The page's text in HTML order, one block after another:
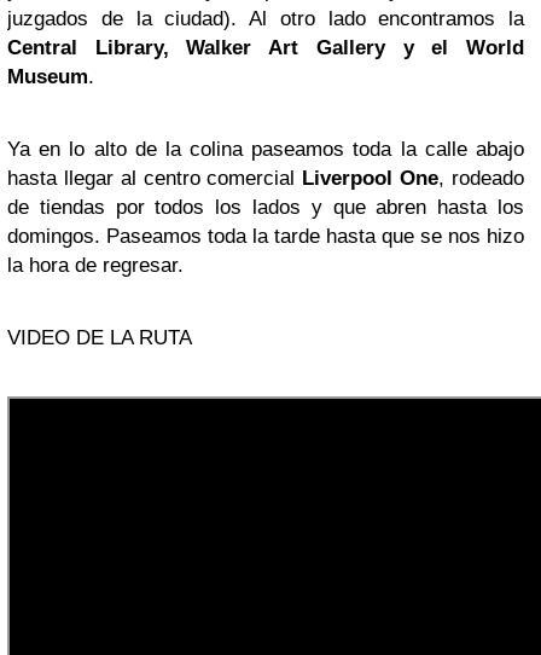
juzgados de la ciudad). Al otro lado encontramos la
Central Library, Walker Art Gallery y el World
Museum.
Ya en lo alto de la colina paseamos toda la calle abajo
hasta llegar al centro comercial Liverpool One, rodeado
de tiendas por todos los lados y que abren hasta los
domingos. Paseamos toda la tarde hasta que se nos hizo
la hora de regresar.
VIDEO DE LA RUTA